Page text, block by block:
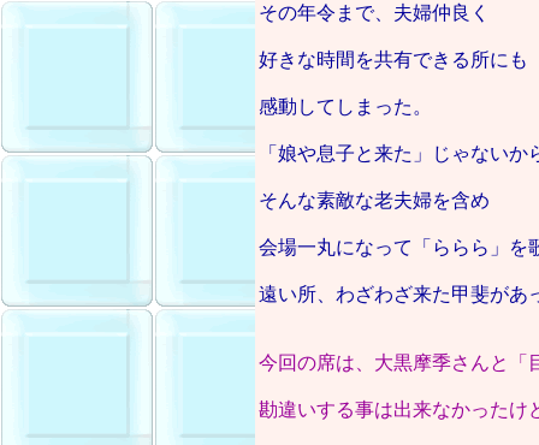
その年令まで、夫婦仲良く
好きな時間を共有できる所にも
感動してしまった。
「娘や息子と来た」じゃないか
そんな素敵な老夫婦を含め
会場一丸になって「ららら」を
遠い所、わざわざ来た甲斐があ
今回の席は、大黒摩季さんと「
勘違いする事は出来なかったけ